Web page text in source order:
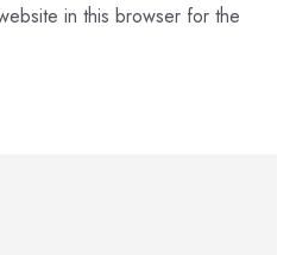
in this browser for the